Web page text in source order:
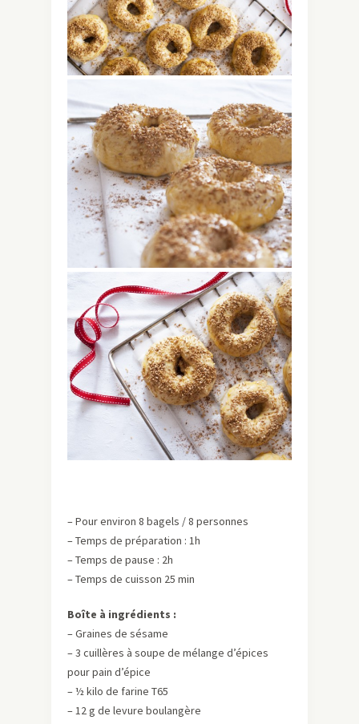
– Pour environ 8 bagels / 8 personnes
– Temps de préparation : 1h
– Temps de pause : 2h
– Temps de cuisson 25 min
Boîte à ingrédients :
– Graines de sésame
– 3 cuillères à soupe de mélange d’épices
pour pain d’épice
– ½ kilo de farine T65
– 12 g de levure boulangère